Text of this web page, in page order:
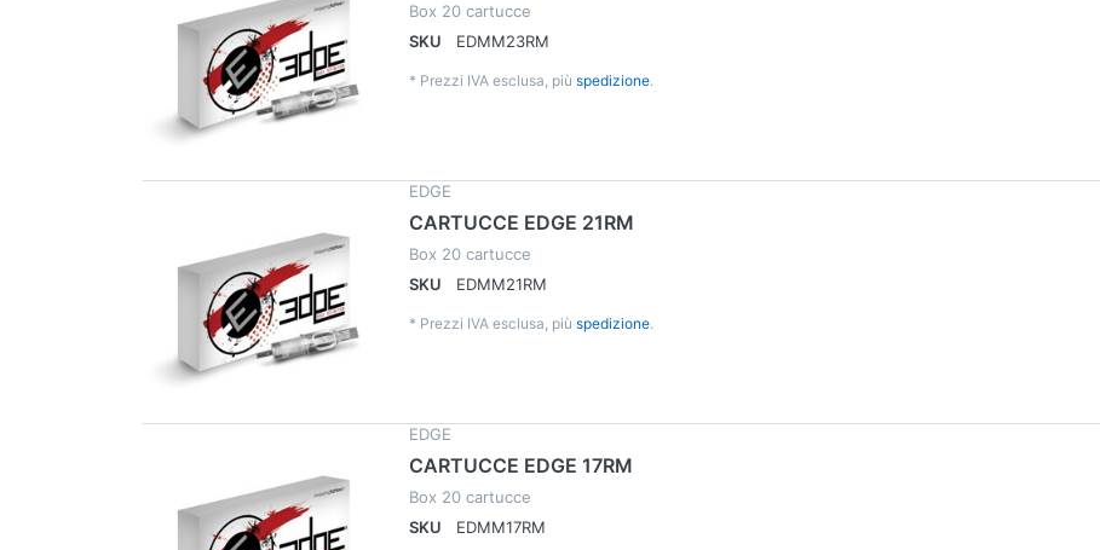
Box 20 cartucce
SKU
EDMM23RM
* Prezzi IVA esclusa, più spedizione.
EDGE
CARTUCCE EDGE 21RM
Box 20 cartucce
SKU
EDMM21RM
* Prezzi IVA esclusa, più spedizione.
EDGE
CARTUCCE EDGE 17RM
Box 20 cartucce
SKU
EDMM17RM